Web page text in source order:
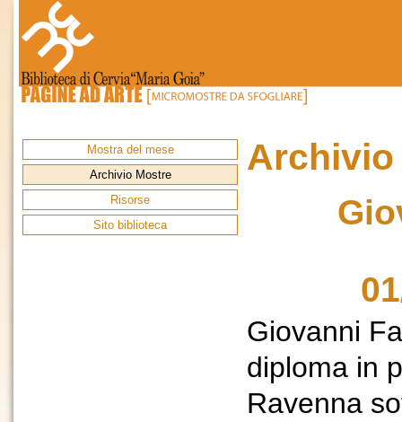
Mostra del mese
Archivio Mostre
Risorse
Sito biblioteca
Giovanni
diploma in
Ravenna